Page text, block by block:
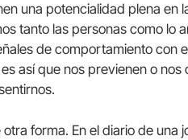
una potencialidad plena en
tanto las personas como lo
de comportamiento con
así que nos previenen o nos
forma. En el diario de una